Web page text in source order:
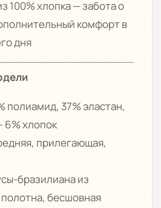
100% хлопка — забота о
комфорт в
дня
полиамид, 37% эластан,
6% хлопок
прилегающая,
бразилиана из
бесшовная